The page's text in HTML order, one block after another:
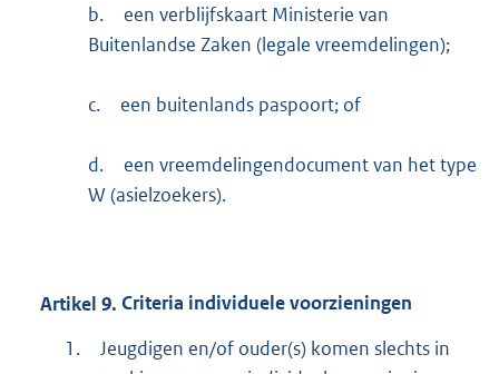
b.
een verblijfskaart Ministerie van
Buitenlandse Zaken (legale vreemdelingen);
c. een buitenlands paspoort; of
d.
een vreemdelingendocument van het type
W (asielzoekers).
Artikel 9. Criteria individuele voorzieningen
1.
Jeugdigen en/of ouder(s) komen slechts in